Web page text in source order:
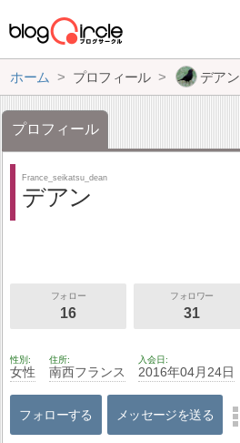
ホーム プロフィール デアン
プロフィール
France_seikatsu_dean
デアン
フォロー
16
フォロワー
31
性別
女性
住所
南西フランス
入会日
2016年04月24日
フォローする メッセージを送る